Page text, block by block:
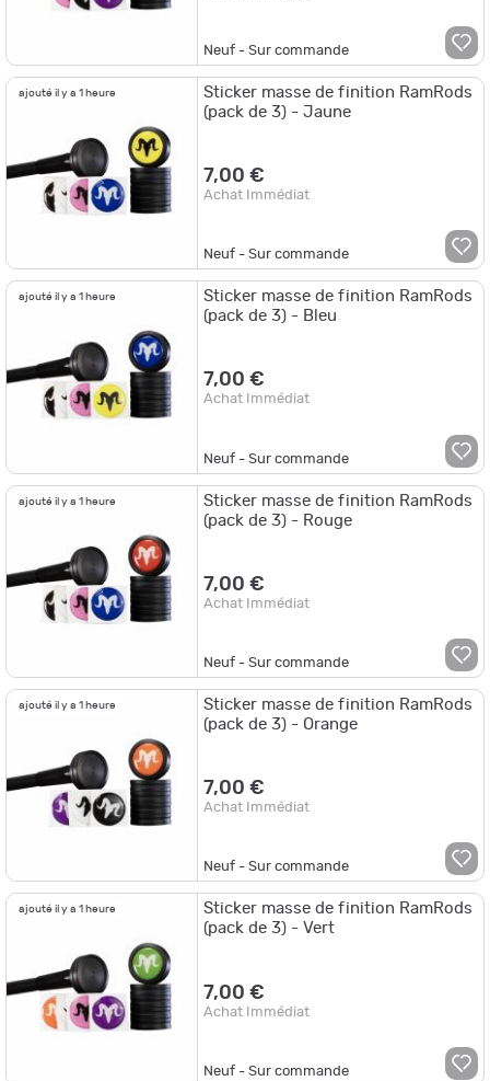
Neuf - Sur commande
ajouté il y a 1 heure
Sticker masse de finition RamRods
(pack de 3) - Jaune
7,00 €
Achat Immédiat
Neuf - Sur commande
ajouté il y a 1 heure
Sticker masse de finition RamRods
(pack de 3) - Bleu
7,00 €
Achat Immédiat
Neuf - Sur commande
ajouté il y a 1 heure
Sticker masse de finition RamRods
(pack de 3) - Rouge
7,00 €
Achat Immédiat
Neuf - Sur commande
ajouté il y a 1 heure
Sticker masse de finition RamRods
(pack de 3) - Orange
7,00 €
Achat Immédiat
Neuf - Sur commande
ajouté il y a 1 heure
Sticker masse de finition RamRods
(pack de 3) - Vert
7,00 €
Achat Immédiat
Neuf - Sur commande